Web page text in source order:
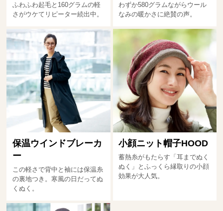
ふわふわ起毛と160グラムの軽
さがウケてリピーター続出中。
わずか580グラムながらウール
なみの暖かさに絶賛の声。
保温ウインドブレーカ
ー
この軽さで背中と袖には保温糸
の裏地つき。寒風の日だってぬ
くぬく。
小顔ニット帽子HOOD
蓄熱糸がもたらす「耳までぬく
ぬく」とふっくら縁取りの小顔
効果が大人気。